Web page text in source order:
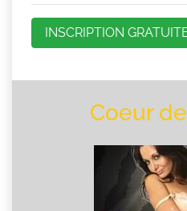
INSCRIPTION
Coeur